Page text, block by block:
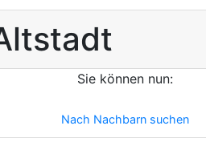
Sie können nun:
Nach Nachbarn suchen